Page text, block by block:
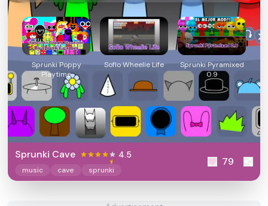
Sprunki Poppy
Playtime
Soflo Wheelie Life
Sprunki Pyramixed
0.9
Sprunki Cave 4.5
music cave sprunki
79